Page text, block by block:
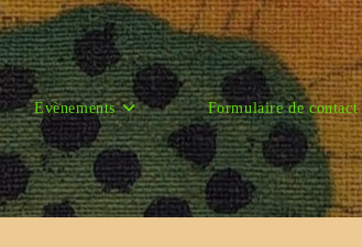
Evènements Formulaire de contact